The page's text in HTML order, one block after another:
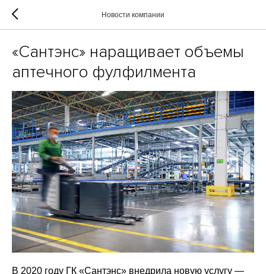
Новости компании
«Сантэнс» наращивает объемы
аптечного фулфилмента
В 2020 году ГК «Сантэнс» внедрила новую услугу —